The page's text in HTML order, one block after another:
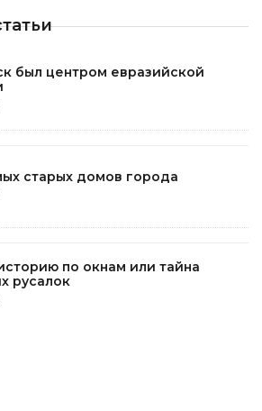
был центром евразийской
старых домов города
по окнам или тайна
русалок